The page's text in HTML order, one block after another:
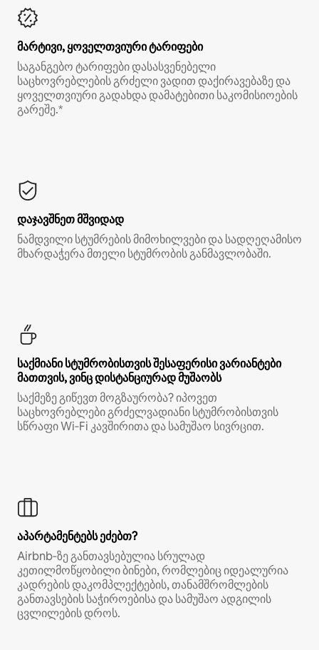
მარტივი, ყოველთვიური ტარიფები
საგანგებო ტარიფები დასასვენებელი
საცხოვრებლების გრძელი ვადით დაქირავებაზე და
ყოველთვიური გადახდა დამატებითი საკომისიოების
გარეშე.*
დაჯავშნეთ მშვიდად
ნამდვილი სტუმრების მიმოხილვები და სადღეღამისო
მხარდაჭერა მთელი სტუმრობის განმავლობაში.
საქმიანი სტუმრობისთვის შესაფერისი ვარიანტები
მათთვის, ვინც დისტანციურად მუშაობს
საქმეზე გიწევთ მოგზაურობა? იპოვეთ
საცხოვრებლები გრძელვადიანი სტუმრობისთვის
სწრაფი Wi‑Fi კავშირითა და სამუშაო სივრცით.
აპარტამენტებს ეძებთ?
Airbnb‑ზე განთავსებულია სრულად
კეთილმოწყობილი ბინები, რომლებიც იდეალურია
კადრების დაკომპლექტების, თანამშრომლების
განთავსების საჭიროებისა და სამუშაო ადგილის
ცვლილების დროს.